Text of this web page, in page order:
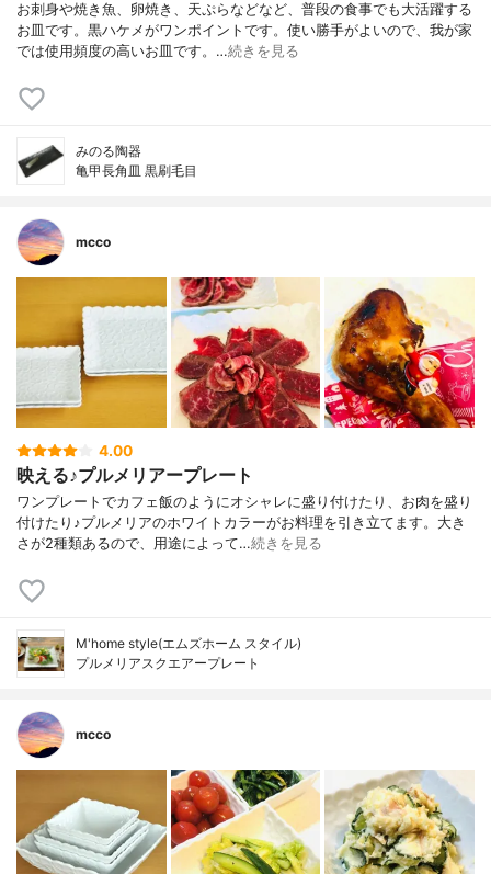
お刺身や焼き魚、卵焼き、天ぷらなどなど、普段の食事でも大活躍する
お皿です。黒ハケメがワンポイントです。使い勝手がよいので、我が家
では使用頻度の高いお皿です。…続きを見る
みのる陶器
亀甲長角皿 黒刷毛目
mcco
4.00
映える♪プルメリアープレート
ワンプレートでカフェ飯のようにオシャレに盛り付けたり、お肉を盛り
付けたり♪プルメリアのホワイトカラーがお料理を引き立てます。大き
さが2種類あるので、用途によって…続きを見る
M'home style(エムズホーム スタイル)
プルメリアスクエアープレート
mcco